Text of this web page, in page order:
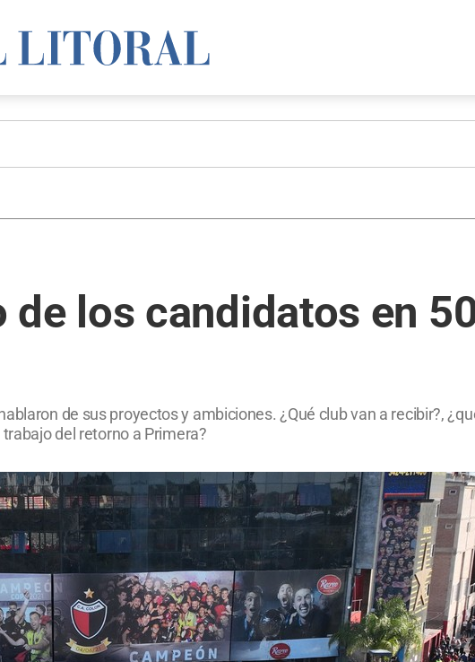
los candidatos en
de sus proyectos y ambiciones. ¿Qué club van a recibir?,
del retorno a Primera?